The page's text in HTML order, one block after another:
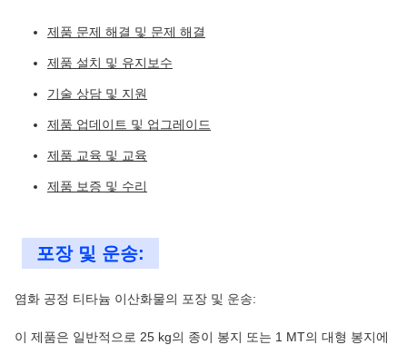
제품 문제 해결 및 문제 해결
제품 설치 및 유지보수
기술 상담 및 지원
제품 업데이트 및 업그레이드
제품 교육 및 교육
제품 보증 및 수리
포장 및 운송:
염화 공정 티타늄 이산화물의 포장 및 운송:
이 제품은 일반적으로 25 kg의 종이 봉지 또는 1 MT의 대형 봉지에